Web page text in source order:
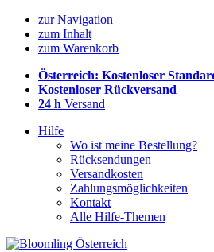
zur Navigation
zum Inhalt
zum Warenkorb
Österreich: Kostenloser
Kostenloser Rückversand
24 h Versand
Hilfe
Wo ist meine Bestellung?
Rücksendungen
Versandkosten
Zahlungsmöglichkeiten
Kontakt
Alle Hilfe-Themen